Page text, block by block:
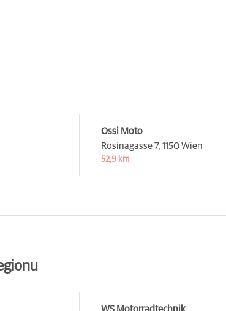
Ossi Moto
Rosinagasse 7, 1150 Wien
52,9 km
WS Motorradtechnik